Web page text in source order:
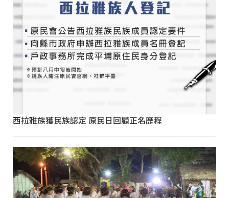
西拉雅族獲民族認定 原民日回顧正名歷程